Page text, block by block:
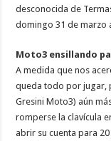
desconocida de
domingo 31 de marzo
Moto3 ensillando
A medida que nos
queda todo por jugar,
Gresini Moto3) aún
romperse la clavícula
abrir su cuenta para